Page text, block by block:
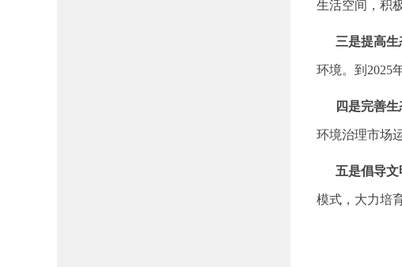
生活空间，积
三是提高生
环境。到2025
四是完善生
环境治理市场
五是倡导文
模式，大力培